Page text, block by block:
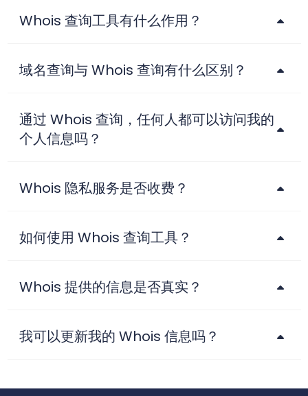
Whois 查询工具有什么作用？
域名查询与 Whois 查询有什么区别？
通过 Whois 查询，任何人都可以访问我的
个人信息吗？
Whois 隐私服务是否收费？
如何使用 Whois 查询工具？
Whois 提供的信息是否真实？
我可以更新我的 Whois 信息吗？